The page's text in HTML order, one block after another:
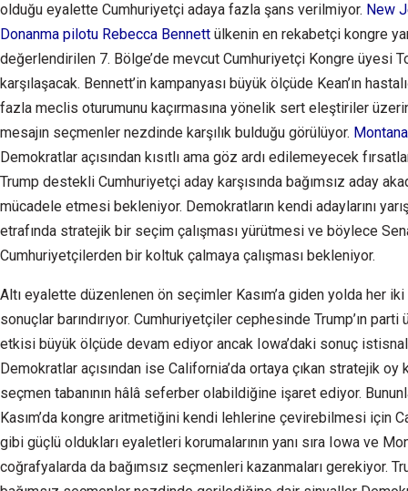
olduğu eyalette Cumhuriyetçi adaya fazla şans verilmiyor. New
Donanma pilotu Rebecca Bennett ülkenin en rekabetçi kongre
değerlendirilen 7. Bölge’de mevcut Cumhuriyetçi Kongre üyesi
karşılaşacak. Bennett’in kampanyası büyük ölçüde Kean’ın
fazla meclis oturumunu kaçırmasına yönelik sert eleştiriler
mesajın seçmenler nezdinde karşılık bulduğu görülüyor.
Demokratlar açısından kısıtlı ama göz ardı edilemeyecek
Trump destekli Cumhuriyetçi aday karşısında bağımsız aday
mücadele etmesi bekleniyor. Demokratların kendi adaylarını
etrafında stratejik bir seçim çalışması yürütmesi ve böylece
Cumhuriyetçilerden bir koltuk çalmaya çalışması bekleniyor.
Altı eyalette düzenlenen ön seçimler Kasım’a giden yolda her
sonuçlar barındırıyor. Cumhuriyetçiler cephesinde Trump’ın
etkisi büyük ölçüde devam ediyor ancak Iowa’daki sonuç
Demokratlar açısından ise California’da ortaya çıkan stratejik oy
seçmen tabanının hâlâ seferber olabildiğine işaret ediyor.
Kasım’da kongre aritmetiğini kendi lehlerine çevirebilmesi için
gibi güçlü oldukları eyaletleri korumalarının yanı sıra Iowa ve
coğrafyalarda da bağımsız seçmenleri kazanmaları gerekiyor.